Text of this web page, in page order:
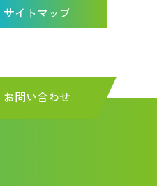
サイトマップ
お問い合わせ